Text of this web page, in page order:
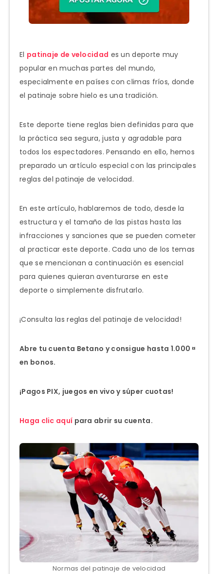
El patinaje de velocidad es un deporte muy
popular en muchas partes del mundo,
especialmente en países con climas fríos, donde
el patinaje sobre hielo es una tradición.
Este deporte tiene reglas bien definidas para que
la práctica sea segura, justa y agradable para
todos los espectadores. Pensando en ello, hemos
preparado un artículo especial con las principales
reglas del patinaje de velocidad.
En este artículo, hablaremos de todo, desde la
estructura y el tamaño de las pistas hasta las
infracciones y sanciones que se pueden cometer
al practicar este deporte. Cada uno de los temas
que se mencionan a continuación es esencial
para quienes quieran aventurarse en este
deporte o simplemente disfrutarlo.
¡Consulta las reglas del patinaje de velocidad!
Abre tu cuenta Betano y consigue hasta 1.000 ¤
en bonos.
¡Pagos PIX, juegos en vivo y súper cuotas!
Haga clic aquí para abrir su cuenta.
Normas del patinaje de velocidad